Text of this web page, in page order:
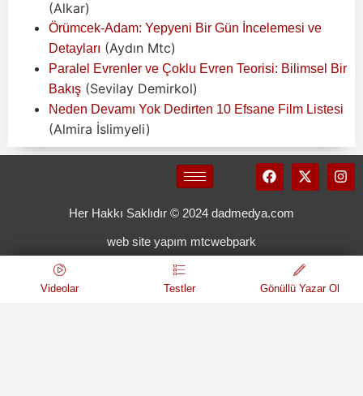
(Alkar)
Örümcek-Adam: Yepyeni Bir Gün İncelemesi ve
Detayları (Aydın Mtc)
Paralel Evrenler ve Çoklu Evren Teorisi: Bilimsel Bir
Bakış (Sevilay Demirkol)
Neden Devamı Yok Dedirten 10 Efsane Film Listesi
(Almira İslimyeli)
Her Hakkı Saklıdır © 2024 dadmedya.com
web site yapım mtcwebpark
Videolar Testler Gönüllü Yazar Ol